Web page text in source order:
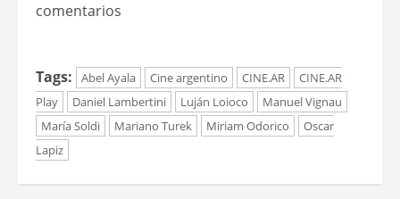
comentarios
Tags: Abel Ayala Cine argentino CINE.AR
CINE.AR
Play
Daniel Lambertini Luján Loioco
Manuel Vignau
María Soldi
Mariano Turek Miriam Odorico
Oscar
Lapiz